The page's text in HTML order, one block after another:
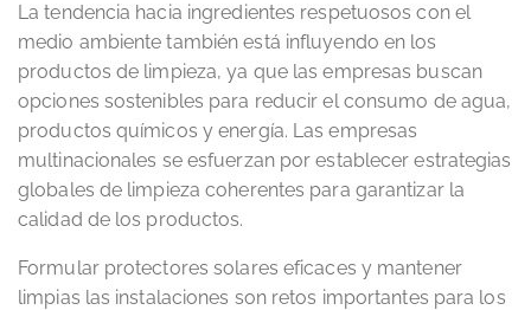
La tendencia hacia ingredientes respetuosos con el
medio ambiente también está influyendo en los
productos de limpieza, ya que las empresas buscan
opciones sostenibles para reducir el consumo de agua,
productos químicos y energía. Las empresas
multinacionales se esfuerzan por establecer estrategias
globales de limpieza coherentes para garantizar la
calidad de los productos.
Formular protectores solares eficaces y mantener
limpias las instalaciones son retos importantes para los